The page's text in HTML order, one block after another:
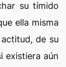
su tímido
ella misma
de su
existiera aún